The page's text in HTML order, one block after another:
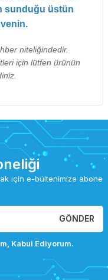
sunduğu üstün
niteliğindedir.
için lütfen ürünün
için e-bültenimize abone
GÖNDER
Kabul Ediyorum.